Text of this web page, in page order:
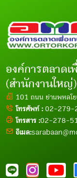
องค์การตลาด
(สำนักงานใหญ่)
101 ถนน ย่านพหลโ
โทรศัพท์ : 02-279-
โทรสาร :02-278-
อีเมล: